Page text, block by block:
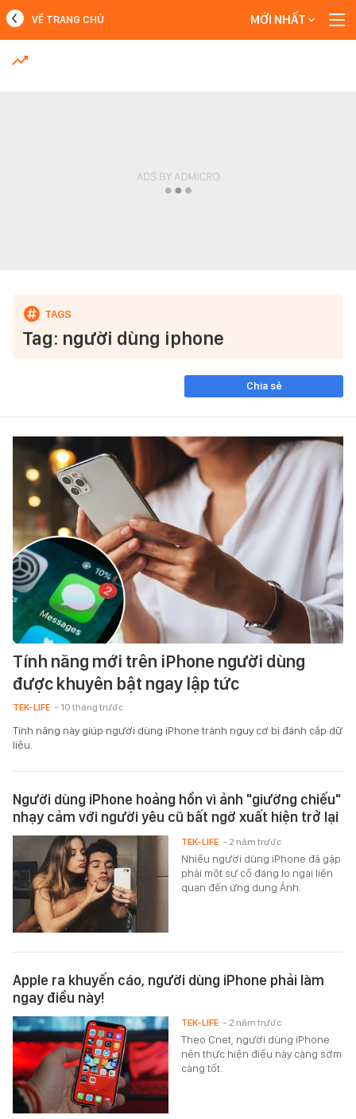
MỚI NHẤT
VỀ TRANG CHỦ MỚI NHẤT
Tag: người dùng iphone
Chia sẻ
Tính năng mới trên iPhone người dùng
được khuyên bật ngay lập tức
TEK-LIFE - 10 tháng trước
Tính năng này giúp người dùng iPhone tránh nguy cơ bị đánh cắp dữ
liệu.
Người dùng iPhone hoảng hồn vì ảnh "giường chiếu"
nhạy cảm với người yêu cũ bất ngờ xuất hiện trở lại
Nhiều người dùng iPhone đã gặp
phải một sự cố đáng lo ngại liên
quan đến ứng dụng Ảnh.
TEK-LIFE - 2 năm trước
Apple ra khuyến cáo, người dùng iPhone phải làm
ngay điều này!
Theo Cnet, người dùng iPhone
nên thực hiện điều này càng sớm
càng tốt.
TEK-LIFE - 2 năm trước